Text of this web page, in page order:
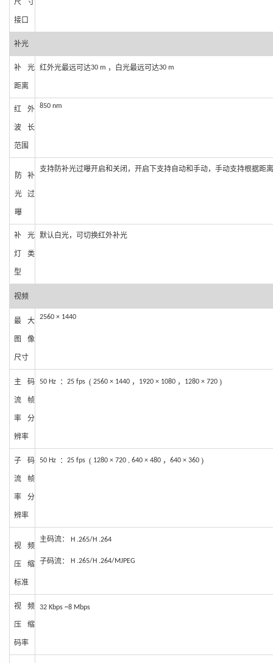
尺寸
接口
补光
补光
距离
红外光最远可达30 m ，白光最远可达30 m
红外
波 长
范围
850 nm
防补
光过
曝
支持防补光过曝开启和关闭，开启下支持自动和手动，手动支持根据距
补光
灯类
型
默认白光，可切换红外补光
视频
最大
图 像
尺寸
2560 × 1440
主码
流帧
率分
辨率
50 Hz ： 25 fps ( 2560 × 1440 ， 1920 × 1080 ， 1280 × 720 )
子码
流帧
率分
辨率
50 Hz ： 25 fps ( 1280 × 720 , 640 × 480 ， 640 × 360 )
视频
压缩
标准
主码流： H .265/ H .264
子码流： H .265/H .264/MJPEG
视频
压缩
码率
32 Kbps ~8 Mbps